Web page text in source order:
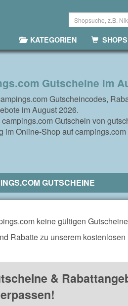
KATEGORIEN SHOPS
Gutscheine im
Gutscheincodes,
im August 2026.
Gutschein von
im Online-Shop auf campings.com
GUTSCHEINE
keine gültigen
Rabatte zu unserem
&